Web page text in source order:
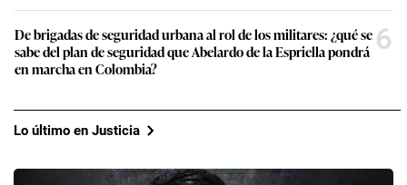
De brigadas de seguridad urbana al rol de los militares: ¿qué se
sabe del plan de seguridad que Abelardo de la Espriella pondrá
en marcha en Colombia?
6
Lo último en Justicia